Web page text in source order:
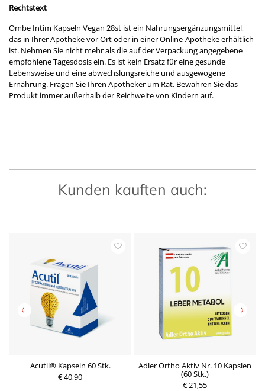
Rechtstext
Ombe Intim Kapseln Vegan 28st ist ein Nahrungsergänzungsmittel,
das in Ihrer Apotheke vor Ort oder in einer Online-Apotheke erhältlich
ist. Nehmen Sie nicht mehr als die auf der Verpackung angegebene
empfohlene Tagesdosis ein. Es ist kein Ersatz für eine gesunde
Lebensweise und eine abwechslungsreiche und ausgewogene
Ernährung. Fragen Sie Ihren Apotheker um Rat. Bewahren Sie das
Produkt immer außerhalb der Reichweite von Kindern auf.
Kunden kauften auch:
Acutil® Kapseln 60 Stk.
€ 40,90
Adler Ortho Aktiv Nr. 10 Kapslen
(60 Stk.)
€ 21,55